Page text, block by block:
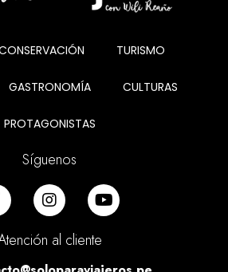
TURISMO
GASTRONOMÍA CULTURAS
PROTAGONISTAS
Síguenos
al cliente